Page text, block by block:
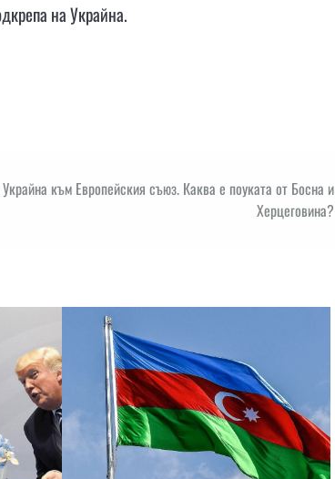
на Украйна.
към Европейския съюз. Каква е поуката от Босна и
Херцеговина?